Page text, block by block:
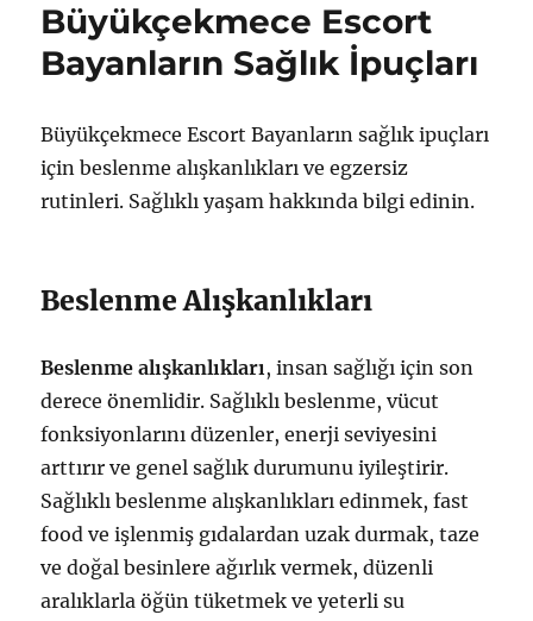
Büyükçekmece Escort
Bayanların Sağlık İpuçları
Büyükçekmece Escort Bayanların sağlık ipuçları
için beslenme alışkanlıkları ve egzersiz
rutinleri. Sağlıklı yaşam hakkında bilgi edinin.
Beslenme Alışkanlıkları
Beslenme alışkanlıkları, insan sağlığı için son
derece önemlidir. Sağlıklı beslenme, vücut
fonksiyonlarını düzenler, enerji seviyesini
arttırır ve genel sağlık durumunu iyileştirir.
Sağlıklı beslenme alışkanlıkları edinmek, fast
food ve işlenmiş gıdalardan uzak durmak, taze
ve doğal besinlere ağırlık vermek, düzenli
aralıklarla öğün tüketmek ve yeterli su